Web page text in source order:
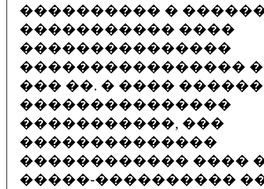
���������� �
����������� ����
���������������
����������������
��� ��. � ����
���������������
�����������, ���
��������������
������������ ����
�����-����������